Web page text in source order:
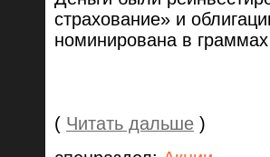
страхование» и
номинирована в
( Читать дальше )